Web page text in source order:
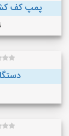
پمپ کف کش